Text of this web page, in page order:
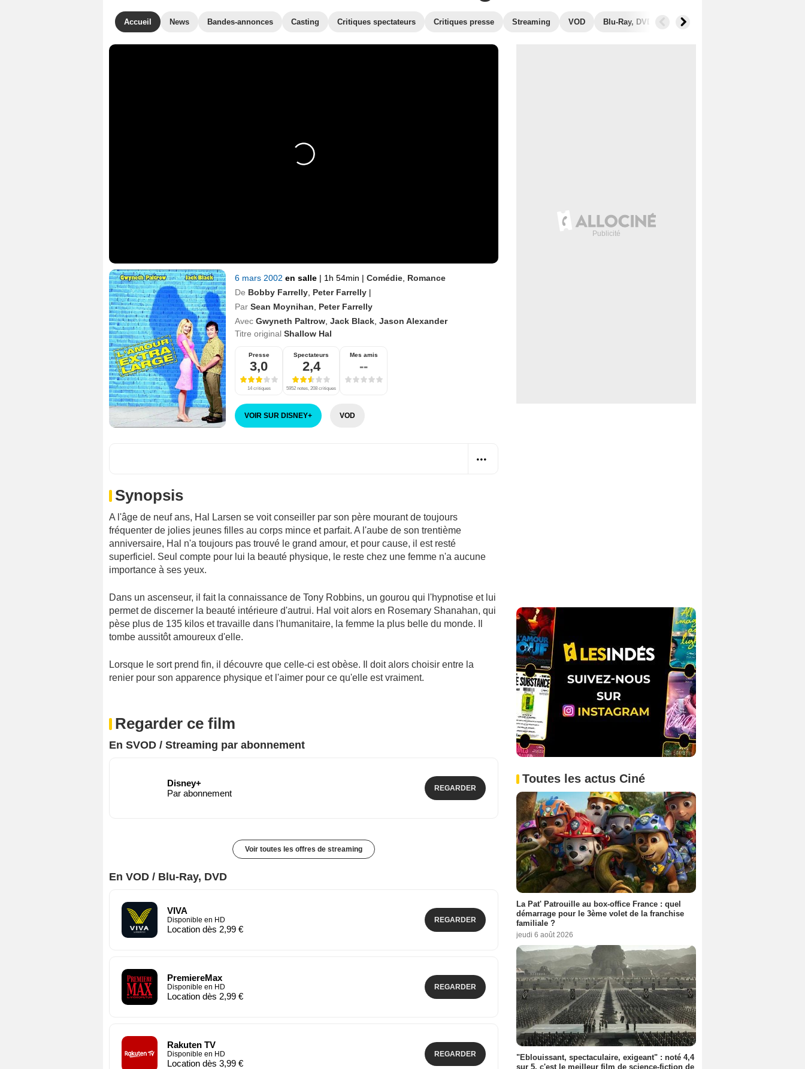
Accueil News Bandes-annonces Casting Critiques spectateurs Critiques presse Streaming VOD Blu-Ray, DVD Photos
6 mars 2002 en salle | 1h 54min | Comédie Romance
De Bobby Farrelly Peter Farrelly |
Par Sean Moynihan
Peter Farrelly
Avec Gwyneth Paltrow Jack Black Jason Alexander
Titre original Shallow Hal
Presse
3,0
14 critiques
Spectateurs
2,4
5952 notes, 208 critiques
Mes amis
--
VOIR SUR DISNEY+ VOD
Synopsis
A l'âge de neuf ans, Hal Larsen se voit conseiller par son père mourant de toujours
fréquenter de jolies jeunes filles au corps mince et parfait. A l'aube de son trentième
anniversaire, Hal n'a toujours pas trouvé le grand amour, et pour cause, il est resté
superficiel. Seul compte pour lui la beauté physique, le reste chez une femme n'a aucune
importance à ses yeux.
Dans un ascenseur, il fait la connaissance de Tony Robbins, un gourou qui l'hypnotise et lui
permet de discerner la beauté intérieure d'autrui. Hal voit alors en Rosemary Shanahan, qui
pèse plus de 135 kilos et travaille dans l'humanitaire, la femme la plus belle du monde. Il
tombe aussitôt amoureux d'elle.
Lorsque le sort prend fin, il découvre que celle-ci est obèse. Il doit alors choisir entre la
renier pour son apparence physique et l'aimer pour ce qu'elle est vraiment.
Regarder ce film
En SVOD / Streaming par abonnement
Disney+
Par abonnement
REGARDER
Voir toutes les offres de streaming
En VOD / Blu-Ray, DVD
VIVA
Disponible en HD
Location dès 2,99 €
REGARDER
PremiereMax
Disponible en HD
Location dès 2,99 €
REGARDER
Rakuten TV
Disponible en HD
Location dès 3,99 €
REGARDER
Toutes les actus Ciné
La Pat' Patrouille au box-office France : quel
démarrage pour le 3ème volet de la franchise
familiale ?
jeudi 6 août 2026
"Eblouissant, spectaculaire, exigeant" : noté 4,4
sur 5, c'est le meilleur film de science-fiction de